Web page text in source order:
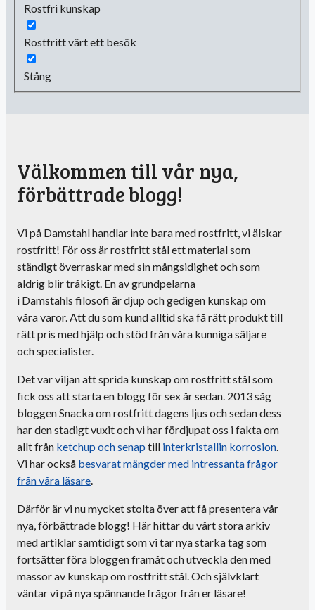
Rostfri kunskap
Rostfritt värt ett besök
Stång
Välkommen till vår nya,
förbättrade blogg!
Vi på Damstahlhandlar inte bara med rostfritt, vi älskar
rostfritt! För oss är rostfritt stål ett material som
ständigt överraskar med sin mångsidighet och som
aldrig blir tråkigt. En av grundpelarna
i Damstahls filosofi är djup och gedigen kunskap om
våra varor. Att du som kund alltid ska få rätt produkt till
rätt pris med hjälp och stöd från våra kunniga säljare
och specialister.
Det varviljan att sprida kunskap om rostfritt stål som
fick oss att starta en bloggför sex år sedan. 2013 såg
bloggen Snacka om rostfritt dagens ljus och sedan dess
har den stadigt vuxit och vi har fördjupat oss i fakta om
allt från ketchup och senap till interkristallin korrosion.
Vi har också besvarat mängder med intressanta frågor
från våra läsare.
Därför är vi nu mycket stolta över att få presentera vår
nya, förbättrade blogg! Här hittar du vårt stora arkiv
med artiklar samtidigt som vi tar nya starka tagsom
fortsätter föra bloggen framåt och utveckla den med
massor av kunskap om rostfrittstål.Och självklart
väntar vi på nya spännande frågor från er läsare!